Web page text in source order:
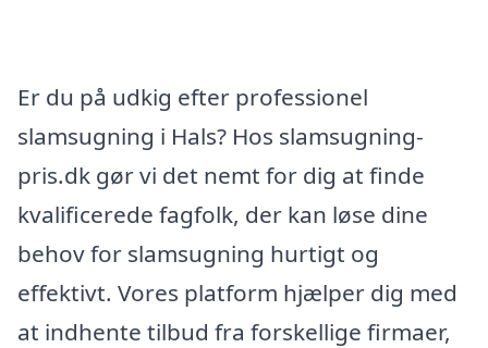
Er du på udkig efter professionel
slamsugning i Hals? Hos slamsugning-
pris.dk gør vi det nemt for dig at finde
kvalificerede fagfolk, der kan løse dine
behov for slamsugning hurtigt og
effektivt. Vores platform hjælper dig med
at indhente tilbud fra forskellige firmaer,